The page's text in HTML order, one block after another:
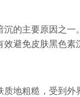
的主要原因之一
避免皮肤黑色素
质地粗糙，受到外